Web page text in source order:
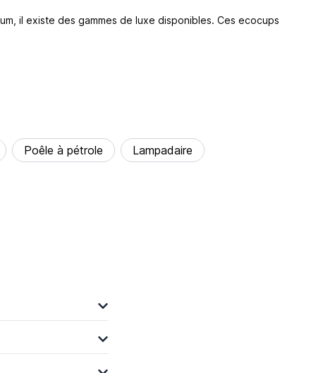
il existe des gammes de luxe disponibles. Ces ecocups
Poêle à pétrole Lampadaire